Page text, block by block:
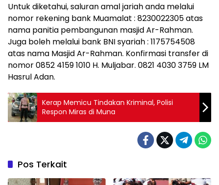
Untuk diketahui, saluran amal jariah anda melalui
nomor rekening bank Muamalat : 8230022305 atas
nama panitia pembangunan masjid Ar-Rahman.
Juga boleh melalui bank BNI syariah : 1175754508
atas nama Masjid Ar-Rahman. Konfirmasi transfer di
nomor 0852 4159 1010 H. Muljabar. 0821 4030 3759 LM
Hasrul Adan.
Kerap Memicu Tindakan Kriminal, Polisi
Respon Miras di Muna
Pos Terkait